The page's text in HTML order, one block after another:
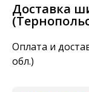
Доставка
Оплата и
обл.)